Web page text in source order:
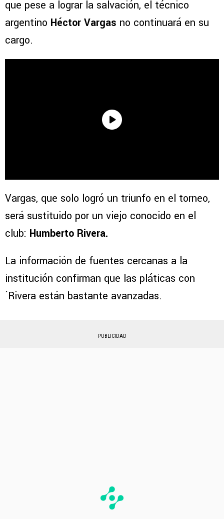
que pese a lograr la salvación, el técnico
argentino Héctor Vargas no continuará en su
cargo.
Vargas, que solo logró un triunfo en el torneo,
será sustituido por un viejo conocido en el
club: Humberto Rivera.
La información de fuentes cercanas a la
institución confirman que las pláticas con
´Rivera están bastante avanzadas.
PUBLICIDAD